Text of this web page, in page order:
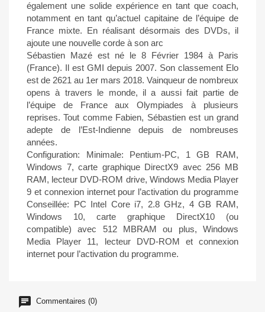
également une solide expérience en tant que coach,
notamment en tant qu’actuel capitaine de l’équipe de
France mixte. En réalisant désormais des DVDs, il
ajoute une nouvelle corde à son arc
Sébastien Mazé est né le 8 Février 1984 à Paris
(France). Il est GMI depuis 2007. Son classement Elo
est de 2621 au 1er mars 2018. Vainqueur de nombreux
opens à travers le monde, il a aussi fait partie de
l’équipe de France aux Olympiades à plusieurs
reprises. Tout comme Fabien, Sébastien est un grand
adepte de l’Est-Indienne depuis de nombreuses
années.
Configuration: Minimale: Pentium-PC, 1 GB RAM,
Windows 7, carte graphique DirectX9 avec 256 MB
RAM, lecteur DVD-ROM drive, Windows Media Player
9 et connexion internet pour l’activation du programme
Conseillée: PC Intel Core i7, 2.8 GHz, 4 GB RAM,
Windows 10, carte graphique DirectX10 (ou
compatible) avec 512 MBRAM ou plus, Windows
Media Player 11, lecteur DVD-ROM et connexion
internet pour l’activation du programme.
Commentaires (0)